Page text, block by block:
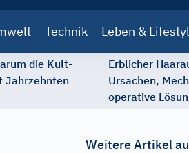
Technik Leben &
die Kult-
Jahrzehnten
Erblicher
Ursachen,
operative
Weitere Artikel